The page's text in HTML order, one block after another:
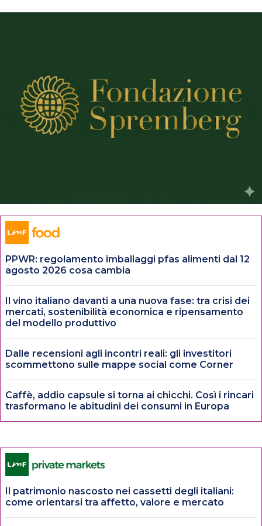
PPWR: regolamento imballaggi pfas alimenti dal 12
agosto 2026 cosa cambia
Il vino italiano davanti a una nuova fase: tra crisi dei
mercati, sostenibilità economica e ripensamento
del modello produttivo
Dalle recensioni agli incontri reali: gli investitori
scommettono sulle mappe social come Corner
Caffè, addio capsule si torna ai chicchi. Così i rincari
trasformano le abitudini dei consumi in Europa
Il patrimonio nascosto nei cassetti degli italiani:
come orientarsi tra affetto, valore e mercato